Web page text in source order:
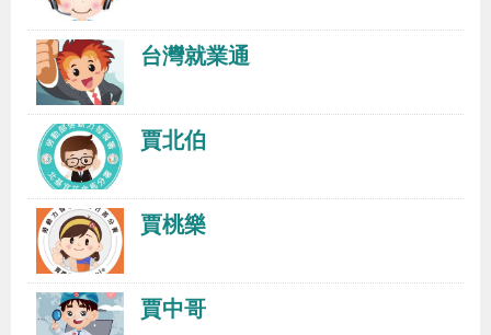
為
民
服
業
務
專
台灣就業通
賈北伯
賈桃樂
賈中哥